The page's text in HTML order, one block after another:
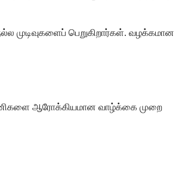
முடிவுகளைப் பெறுகிறார்கள். வழக்கமான
ஆரோக்கியமான வாழ்க்கை முறை